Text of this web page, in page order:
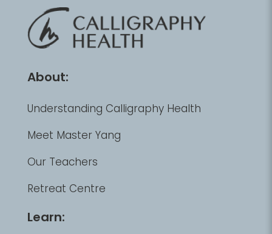
About:
Understanding Calligraphy Health
Meet Master Yang
Our Teachers
Retreat Centre
Learn: